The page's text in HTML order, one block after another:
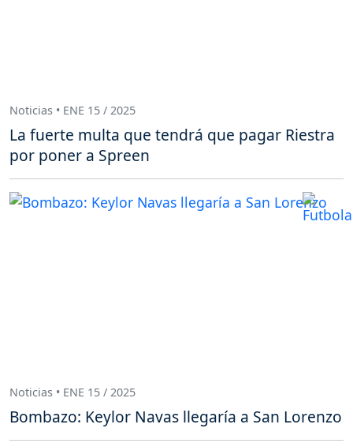
Noticias • ENE 15 / 2025
La fuerte multa que tendrá que pagar Riestra
por poner a Spreen
Noticias • ENE 15 / 2025
Bombazo: Keylor Navas llegaría a San Lorenzo